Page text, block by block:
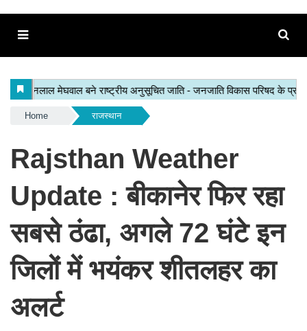
Home राजस्थान
Rajsthan Weather
Update : बीकानेर फिर रहा
सबसे ठंढा, अगले 72 घंटे इन
जिलों में भयंकर शीतलहर का
अलर्ट